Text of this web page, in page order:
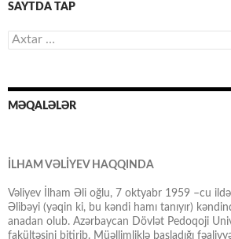
SAYTDA TAP
Axtarış:
MƏQALƏLƏR
İLHAM VƏLİYEV HAQQINDA
Vəliyev İlham Əli oğlu, 7 oktyabr 1959 –cu
Əlibəyi (yəqin ki, bu kəndi hamı tanıyır)
anadan olub. Azərbaycan Dövlət Pedoqoji
fakültəsini bitirib. Müəllimliklə başladığı